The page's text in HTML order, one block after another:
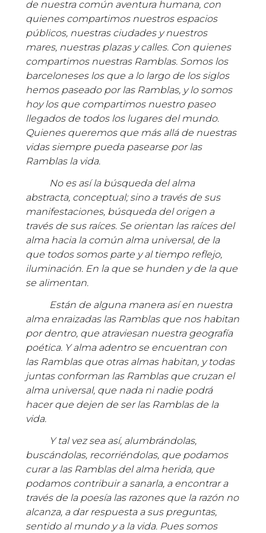
de nuestra común aventura humana, con
quienes compartimos nuestros espacios
públicos, nuestras ciudades y nuestros
mares, nuestras plazas y calles. Con quienes
compartimos nuestras Ramblas. Somos los
barceloneses los que a lo largo de los siglos
hemos paseado por las Ramblas, y lo somos
hoy los que compartimos nuestro paseo
llegados de todos los lugares del mundo.
Quienes queremos que más allá de nuestras
vidas siempre pueda pasearse por las
Ramblas la vida.
No es así la búsqueda del alma
abstracta, conceptual; sino a través de sus
manifestaciones, búsqueda del origen a
través de sus raíces. Se orientan las raíces del
alma hacia la común alma universal, de la
que todos somos parte y al tiempo reflejo,
iluminación. En la que se hunden y de la que
se alimentan.
Están de alguna manera así en nuestra
alma enraizadas las Ramblas que nos habitan
por dentro, que atraviesan nuestra geografía
poética. Y alma adentro se encuentran con
las Ramblas que otras almas habitan, y todas
juntas conforman las Ramblas que cruzan el
alma universal, que nada ni nadie podrá
hacer que dejen de ser las Ramblas de la
vida.
Y tal vez sea así, alumbrándolas,
buscándolas, recorriéndolas, que podamos
curar a las Ramblas del alma herida, que
podamos contribuir a sanarla, a encontrar a
través de la poesía las razones que la razón no
alcanza, a dar respuesta a sus preguntas,
sentido al mundo y a la vida. Pues somos